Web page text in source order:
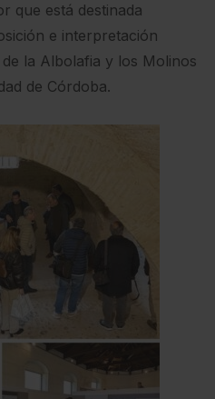
que está destinada
e interpretación
la Albolafia y los Molinos
de Córdoba.